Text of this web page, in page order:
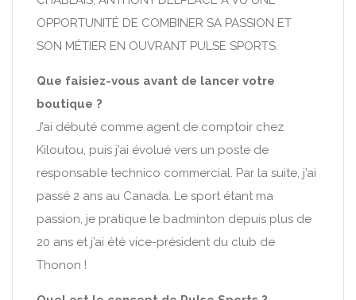
OPPORTUNITÉ DE COMBINER SA PASSION ET
SON MÉTIER EN OUVRANT PULSE SPORTS.
Que faisiez-vous avant de lancer votre
boutique ?
J’ai débuté comme agent de comptoir chez
Kiloutou, puis j’ai évolué vers un poste de
responsable technico commercial. Par la suite, j’ai
passé 2 ans au Canada. Le sport étant ma
passion, je pratique le badminton depuis plus de
20 ans et j’ai été vice-président du club de
Thonon !